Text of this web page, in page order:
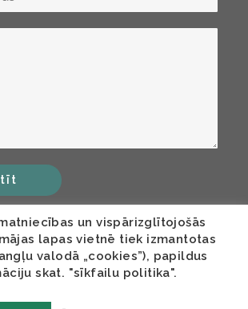
un vispārizglītojošās
lapas vietnē tiek izmantotas
valodā „cookies”), papildus
skat. "sīkfailu politika".